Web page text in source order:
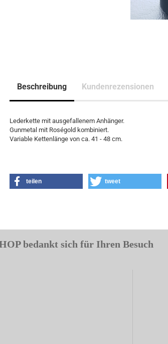
Beschreibung Kundenrezensionen
Lederkette mit ausgefallenem Anhänger.
Gunmetal mit Roségold kombiniert.
Variable Kettenlänge von ca. 41 - 48 cm.
teilen tweet
bedankt sich für Ihren Besuch